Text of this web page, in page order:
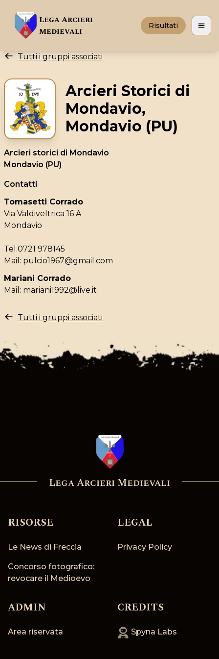
Lega Arcieri
Medievali
Risultati Apri
Tutti i gruppi associati
Arcieri Storici di
Mondavio,
Mondavio (PU)
Arcieri storici di Mondavio
Mondavio (PU)
Contatti
Tomasetti Corrado
Via Valdiveltrica 16 A
Mondavio
Tel.0721 978145
Mail: pulcio1967@gmail.com
Mariani Corrado
Mail: mariani1992@live.it
Tutti i gruppi associati
Lega Arcieri Medievali
RISORSE
Le News di Freccia
Concorso fotografico:
revocare il Medioevo
LEGAL
Privacy Policy
ADMIN
Area riservata
CREDITS
Spyna Labs